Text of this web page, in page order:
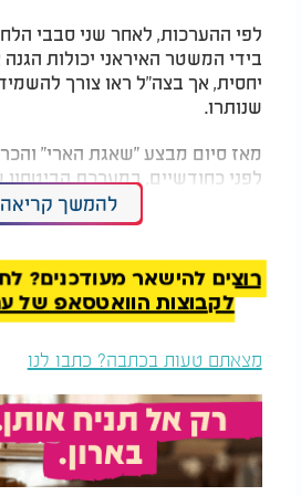
לפי ההערכות, לאחר שני סבבי
בידי המשטר האיראני יכולות הגנה
יחסית, אך בצה"ל ראו צורך
שנותרו.
מאז סיום מבצע "שאגת הארי"
לפני כחודשיים, במערכת הביטחון
גבוהה ונערכו לכל תרחיש אפשרי.
הכוננות המבצעית נותרה מלאה
המלצות נוספות
"אני רואה אותם": רגע
חיסול בג'נין
מצב
הרוב
להמשך קריאה
רוצים להישאר מעודכנים?
לקבוצות הוואטסאפ של ערוץ
מצאתם טעות בכתבה? כתבו לנו